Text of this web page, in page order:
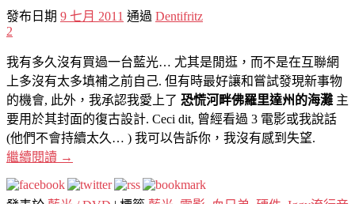
發布日期 9 七月 2011 通過 Dentifritz
2
我有多久沒有買過一台藍光… 尤其是閒逛，而不是在互聯網
上多沒有太多填補之前自己. 但有時最好讓和嘗試發現新事物
的機會, 此外，我承認我愛上了 恐慌河畔佛羅里達州的海灘 主
要用於其封面的復古設計. Ceci dit, 曾經看過 3 電影或我說話
(他們不會持續太久… ) 我可以告訴你，我沒有感到失望.
繼續閱讀 →